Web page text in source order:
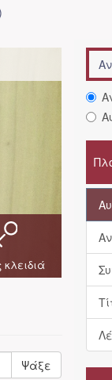
κλειδιά
Ψάξε